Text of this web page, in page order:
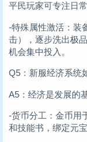
平民玩家可专注日常
-特殊属性激活：装
击），逐步洗出极
机会集中投入。
Q5：新服经济系统
A5：经济是发展的
-货币分工：金币用
和技能书，绑定元